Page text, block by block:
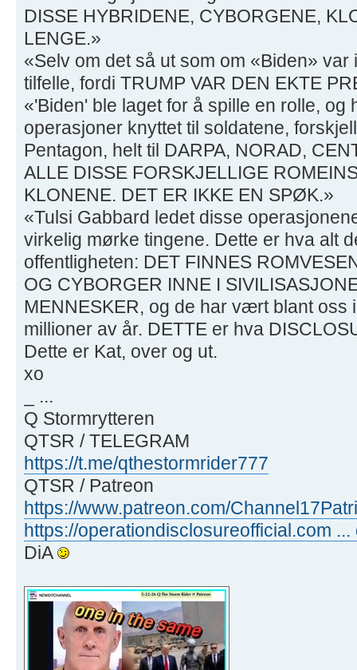
DISSE HYBRIDENE, CYBORGENE,
LENGE.»
«Selv om det så ut som om «Biden»
tilfelle, fordi TRUMP VAR DEN EKTE
«'Biden' ble laget for å spille en rolle,
operasjoner knyttet til soldatene,
Pentagon, helt til DARPA, NORAD,
ALLE DISSE FORSKJELLIGE
KLONENE. DET ER IKKE EN SPØK.»
«Tulsi Gabbard ledet disse
virkelig mørke tingene. Dette er hva alt
offentligheten: DET FINNES
OG CYBORGER INNE I
MENNESKER, og de har vært blant oss
millioner av år. DETTE er hva
Dette er Kat, over og ut.
xo
_ ...
Q Stormrytteren
QTSR / TELEGRAM
https://t.me/qthestormrider777
QTSR / Patreon
https://www.patreon.com/
https://operationdisclosureofficial.com ...
DiA